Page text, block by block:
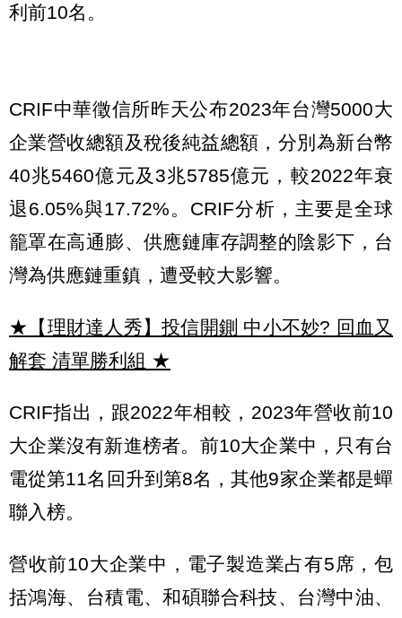
利前10名。
CRIF中華徵信所昨天公布2023年台灣5000大
企業營收總額及稅後純益總額，分別為新台幣
40兆5460億元及3兆5785億元，較2022年衰
退6.05%與17.72%。CRIF分析，主要是全球
籠罩在高通膨、供應鏈庫存調整的陰影下，台
灣為供應鏈重鎮，遭受較大影響。
★【理財達人秀】投信開鍘 中小不妙? 回血又
解套 清單勝利組 ★
CRIF指出，跟2022年相較，2023年營收前10
大企業沒有新進榜者。前10大企業中，只有台
電從第11名回升到第8名，其他9家企業都是蟬
聯入榜。
營收前10大企業中，電子製造業占有5席，包
括鴻海、台積電、和碩聯合科技、台灣中油、